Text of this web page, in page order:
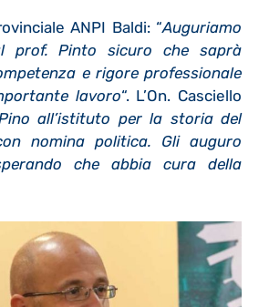
ANPI Baldi: “Auguriamo
prof. Pinto sicuro che saprà
e rigore professionale
lavoro“. L’On. Casciello
all’istituto per la storia del
nomina politica. Gli auguro
che abbia cura della